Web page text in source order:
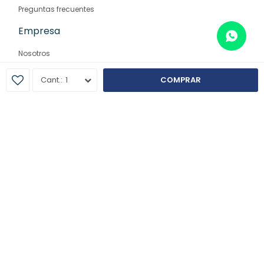
1 COMPRAR
Preguntas frecuentes
Empresa
Nosotros